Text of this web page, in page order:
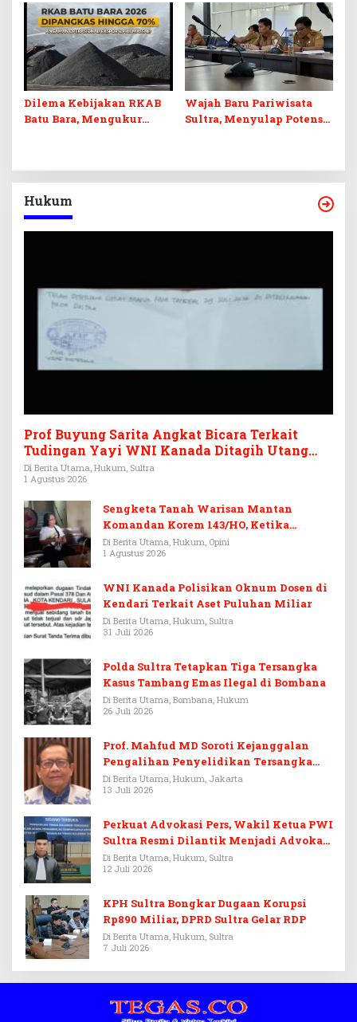
dan Pelunasan Utang
Infrastruktur
Desak Formasi Disabilitas
Dilema Kebijakan RKAB
Batu Bara, Mengukur
Wajah Baru Pariwisata
Sultra, Menyulap Potensi
Hukum
Prof Buyung Sarita Angkat Bicara Terkait
Tudingan Yayi WNI Kanada Ditagih Utang
Rp3,6 Miliar
Di Berita Utama, Hukum, Sultra
1 Agustus 2026
Sengketa Tanah Warisan Mantan
Komandan Korem 143/HO, Ketika
Warisan Menjadi Arena Pemerasan
Di Berita Utama, Hukum, Opini
1 Agustus 2026
WNI Kanada Polisikan Oknum Dosen di
Kendari Terkait Aset Puluhan Miliar
Di Berita Utama, Hukum, Sultra
31 Juli 2026
Polda Sultra Tetapkan Tiga Tersangka
Kasus Tambang Emas Ilegal di Bombana
Di Berita Utama, Bombana, Hukum
26 Juli 2026
Prof. Mahfud MD Soroti Kejanggalan
Pengalihan Penyelidikan Tersangka
Febrie Adriansyah
Di Berita Utama, Hukum, Jakarta
13 Juli 2026
Perkuat Advokasi Pers, Wakil Ketua PWI
Sultra Resmi Dilantik Menjadi Advokat
PERADI
Di Berita Utama, Hukum, Sultra
12 Juli 2026
KPH Sultra Bongkar Dugaan Korupsi
Rp890 Miliar, DPRD Sultra Gelar RDP
Di Berita Utama, Hukum, Sultra
7 Juli 2026